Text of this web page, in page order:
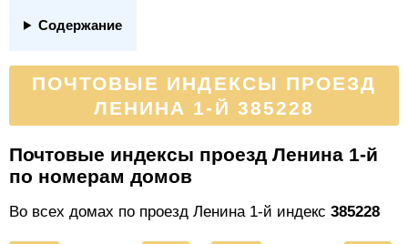
Содержание
ПОЧТОВЫЕ ИНДЕКСЫ ПРОЕЗД
ЛЕНИНА 1-Й 385228
Почтовые индексы проезд Ленина 1-й
по номерам домов
Во всех домах по проезд Ленина 1-й индекс 385228